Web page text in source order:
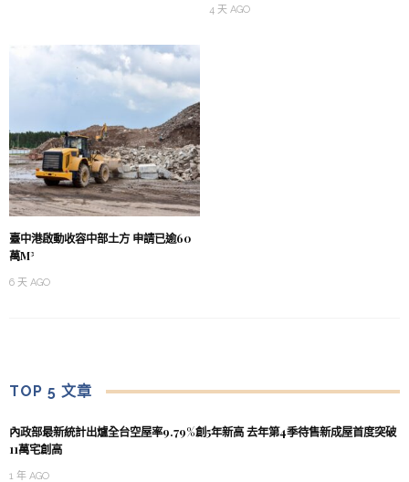
4 天 AGO
臺中港啟動收容中部土方 申請已逾60
萬M³
6 天 AGO
TOP 5 文章
內政部最新統計出爐全台空屋率9.79%創5年新高 去年第4季待售新成屋首度突破
11萬宅創高
1 年 AGO